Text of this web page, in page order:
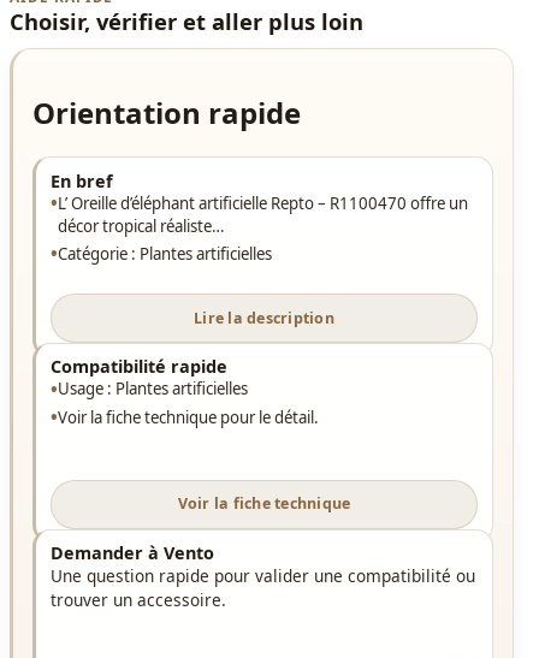
Choisir, vérifier et aller plus loin
Orientation rapide
En bref
L’ Oreille d’éléphant artificielle Repto – R1100470 offre un
décor tropical réaliste…
Catégorie : Plantes artificielles
Lire la description
Compatibilité rapide
Usage : Plantes artificielles
Voir la fiche technique pour le détail.
Voir la fiche technique
Demander à Vento
Une question rapide pour valider une compatibilité ou
trouver un accessoire.